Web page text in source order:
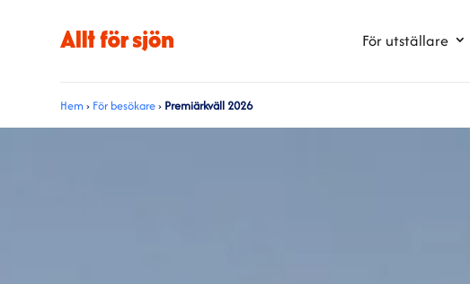
För utställare
Hem › För besökare› Premiärkväll 2026